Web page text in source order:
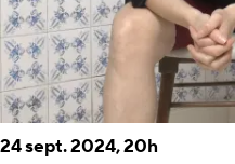
24 sept. 2024, 20h